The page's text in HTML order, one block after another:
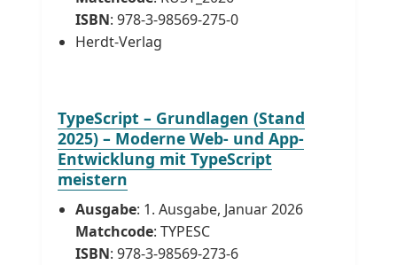
ISBN: 978-3-98569-275-0
Herdt-Verlag
TypeScript – Grundlagen (Stand
2025) – Moderne Web- und App-
Entwicklung mit TypeScript
meistern
Ausgabe: 1. Ausgabe, Januar 2026
Matchcode: TYPESC
ISBN: 978-3-98569-273-6